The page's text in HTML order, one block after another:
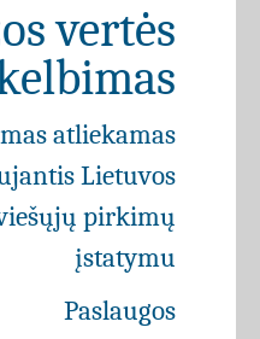
vertės
atliekamas
Lietuvos
pirkimų
įstatymu
Paslaugos